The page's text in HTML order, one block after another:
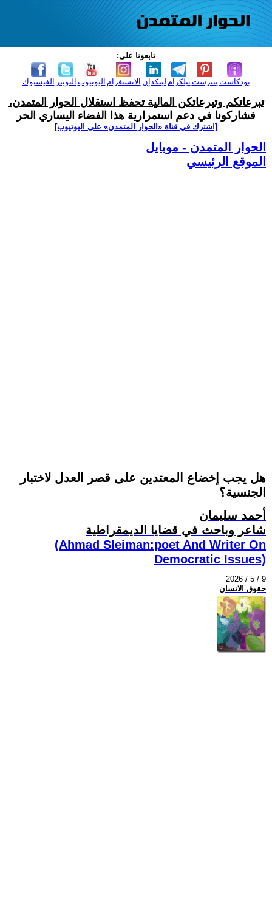
تابعونا على:
الفيسبوك التويتر اليوتيوب الانستغرام لينكدإن تيلكرامبنترست بودكاست
تبرعاتكم وتبرعاتكن المالية تحفظ استقلال الحوار المتمدن،
فشاركونا في دعم استمرارية هذا الفضاء اليساري الحر
[اشترك في قناة ‫«الحوار المتمدن» على اليوتيوب]
الحوار المتمدن - موبايل
الموقع الرئيسي
هل يجب إخضاع المعتدين على قصر العدل لاختبار
الجنسية؟
أحمد سليمان
شاعر وباحث في قضايا الديمقراطية
(Ahmad Sleiman:poet And Writer On
Democratic Issues)
2026 / 5 / 9
حقوق الانسان